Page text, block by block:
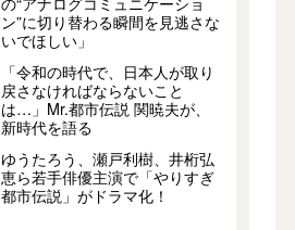
ン”に切り替わる瞬間を見逃さな
いでほしい」
「令和の時代で、日本人が取り
戻さなければならないこと
は…」Mr.都市伝説 関暁夫が、
新時代を語る
ゆうたろう、瀬戸利樹、井桁弘
恵ら若手俳優主演で「やりすぎ
都市伝説」がドラマ化！